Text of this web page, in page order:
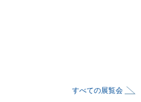
すべての展覧会